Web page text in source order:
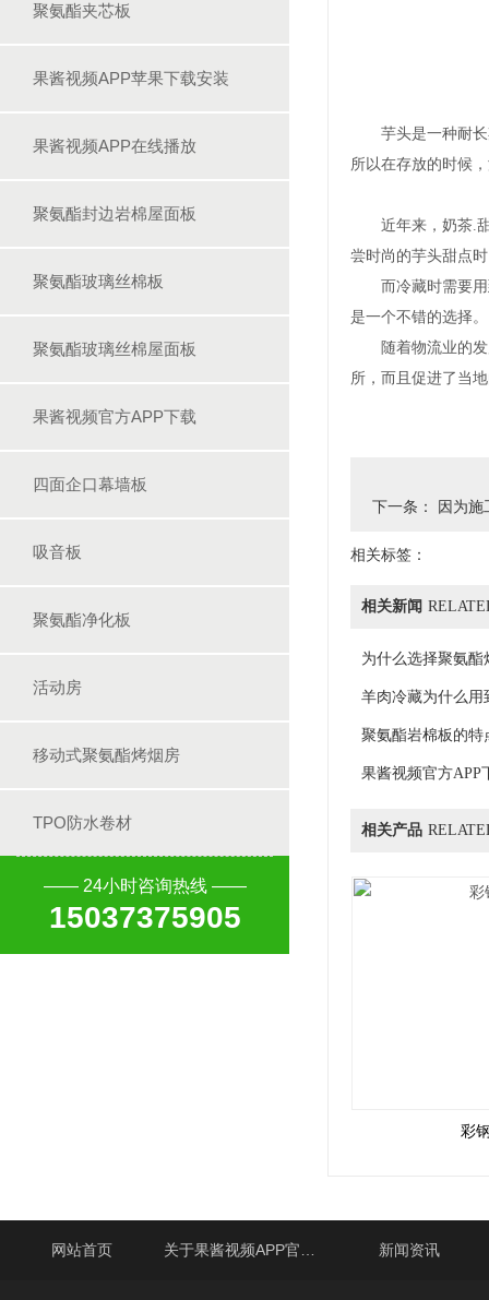
聚氨酯夹芯板
果酱视频APP苹果下载安装
果酱视频APP在线播放
聚氨酯封边岩棉屋面板
聚氨酯玻璃丝棉板
聚氨酯玻璃丝棉屋面板
果酱视频官方APP下载
四面企口幕墙板
吸音板
聚氨酯净化板
活动房
移动式聚氨酯烤烟房
TPO防水卷材
—— 24小时咨询热线 ——
15037375905
芋头是一种耐长期储
所以在存放的时候
近年来，奶茶.甜
尝时尚的芋头甜点时
而冷藏时需要用到
是一个不错的选择。
随着物流业的发展
所，而且促进了当地
下一条： 因为施
相关标签：
相关新闻
为什么选择聚氨酯
羊肉冷藏为什么用
聚氨酯岩棉板的特
果酱视频官方APP
相关产品
彩
网站首页 新闻资讯